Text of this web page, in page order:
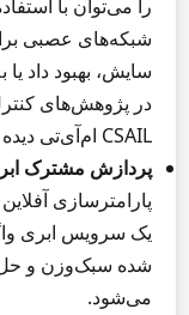
را می‌توان با
شبکه‌های عصبی
سایش، بهبود داد
در پژوهش‌های
CSAIL ام‌آی‌تی دیده می‌شود.
پردازش مشترک
پارامترسازی
یک سرویس ابری
می‌شود.